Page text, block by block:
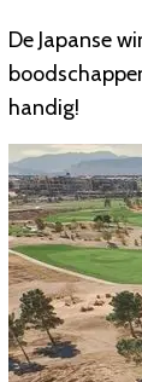
De Japanse
handig!